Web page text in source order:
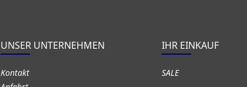
UNSER UNTERNEHMEN
Kontakt
IHR EINKAUF
SALE